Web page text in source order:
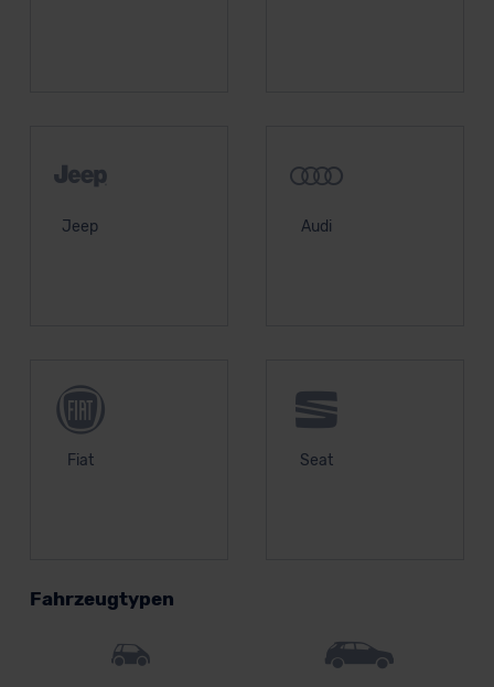
Jeep Audi
Fiat Seat
Fahrzeugtypen